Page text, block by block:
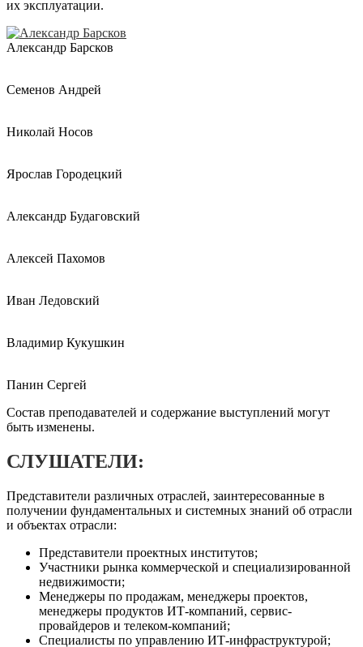
их эксплуатации.
Александр Барсков
Семенов Андрей
Николай Носов
Ярослав Городецкий
Александр Будаговский
Алексей Пахомов
Иван Ледовский
Владимир Кукушкин
Панин Сергей
Состав преподавателей и содержание выступлений могут
быть изменены.
СЛУШАТЕЛИ:
Представители различных отраслей, заинтересованные в
получении фундаментальных и системных знаний об отрасли
и объектах отрасли:
Представители проектных институтов;
Участники рынка коммерческой и специализированной
недвижимости;
Менеджеры по продажам, менеджеры проектов,
менеджеры продуктов ИТ-компаний, сервис-
провайдеров и телеком-компаний;
Специалисты по управлению ИТ-инфраструктурой;